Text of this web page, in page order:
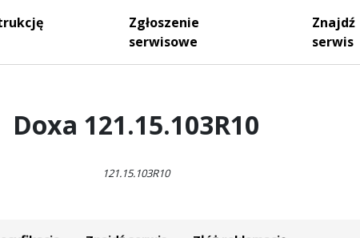
Zgłoszenie
serwisowe
Znajdź
serwis
Doxa 121.15.103R10
121.15.103R10